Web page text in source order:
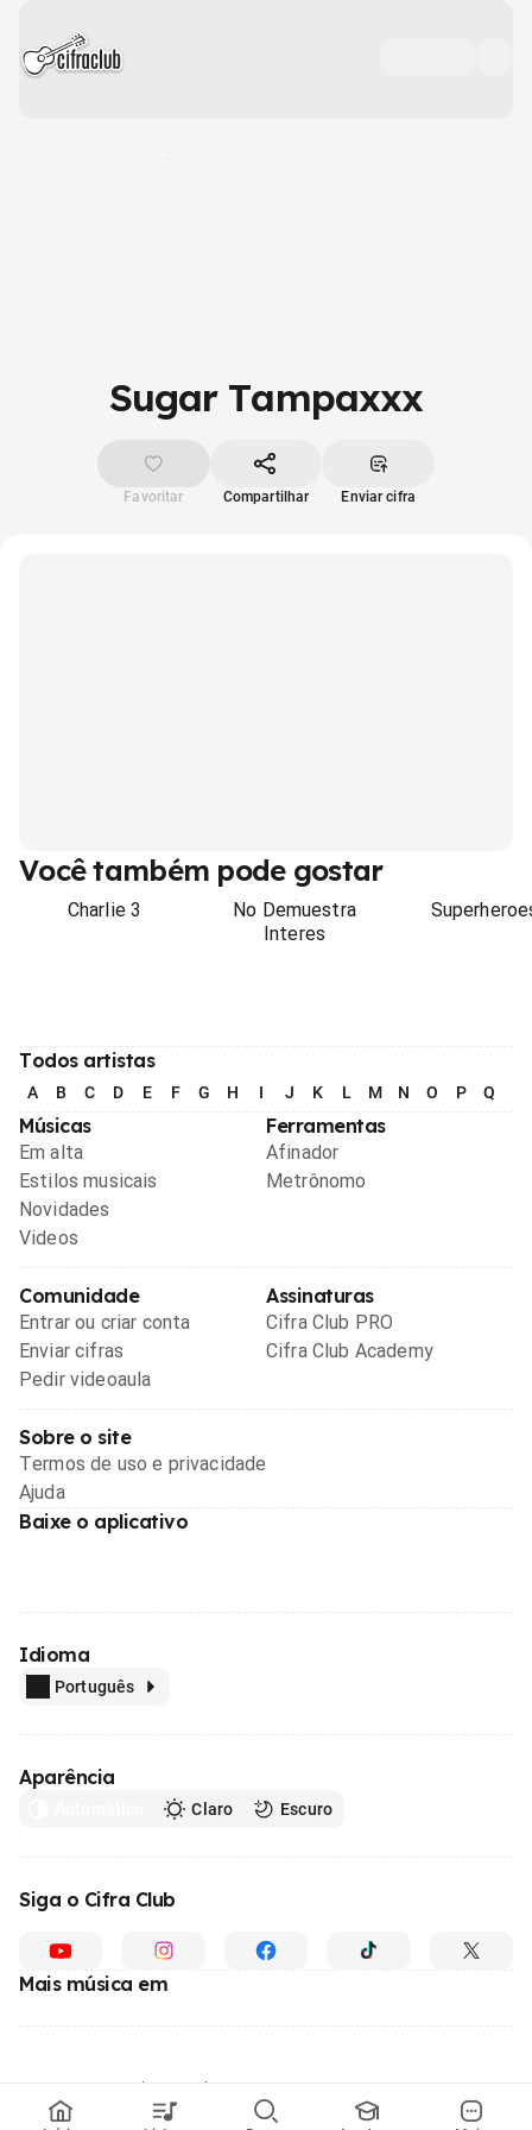
Sugar Tampaxxx
Favoritar Compartilhar Enviar cifra
Você também pode gostar
Charlie 3
No Demuestra
Interes
Todos artistas
A B C D E F G H I J K L M N O P Q
Músicas
Em alta
Estilos musicais
Novidades
Videos
Ferramentas
Afinador
Metrônomo
Comunidade
Entrar ou criar conta
Enviar cifras
Pedir videoaula
Assinaturas
Cifra Club PRO
Cifra Club Academy
Sobre o site
Termos de uso e privacidade
Ajuda
Baixe o aplicativo
Idioma
Português
Aparência
Claro Escuro
Siga o Cifra Club
Mais música em
© 1996 - 2026, o maior site de ensino de música do Brasil